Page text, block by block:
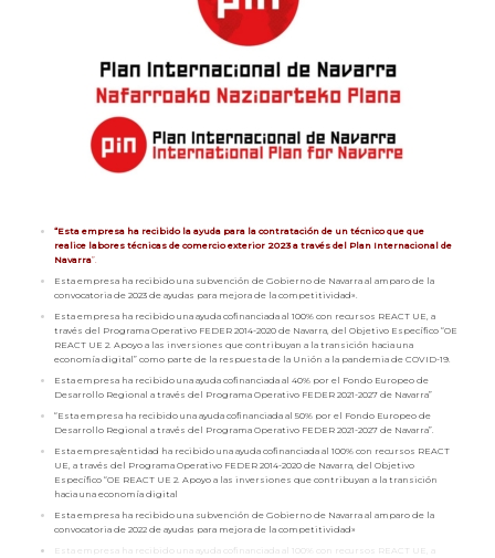
“Esta empresa ha recibido la ayuda para la contratación de un técnico que que
realice labores técnicas de comercio exterior 2023 a través del Plan Internacional de
Navarra”.
Esta empresa ha recibido una subvención de Gobierno de Navarra al amparo de la
convocatoria de 2023 de ayudas para mejora de la competitividad».
Esta empresa ha recibido una ayuda cofinanciada al 100% con recursos REACT UE, a
través del Programa Operativo FEDER 2014-2020 de Navarra, del Objetivo Específico “OE
REACT UE 2. Apoyo a las inversiones que contribuyan a la transición hacia una
economía digital” como parte de la respuesta de la Unión a la pandemia de COVID-19.
Esta empresa ha recibido una ayuda cofinanciada al 40% por el Fondo Europeo de
Desarrollo Regional a través del Programa Operativo FEDER 2021-2027 de Navarra”
“Esta empresa ha recibido una ayuda cofinanciada al 50% por el Fondo Europeo de
Desarrollo Regional a través del Programa Operativo FEDER 2021-2027 de Navarra”.
Esta empresa/entidad ha recibido una ayuda cofinanciada al 100% con recursos REACT
UE, a través del Programa Operativo FEDER 2014-2020 de Navarra, del Objetivo
Específico “OE REACT UE 2. Apoyo a las inversiones que contribuyan a la transición
hacia una economía digital
Esta empresa ha recibido una subvención de Gobierno de Navarra al amparo de la
convocatoria de 2022 de ayudas para mejora de la competitividad»
Esta empresa ha recibido una ayuda cofinanciada al 100% con recursos REACT UE, a